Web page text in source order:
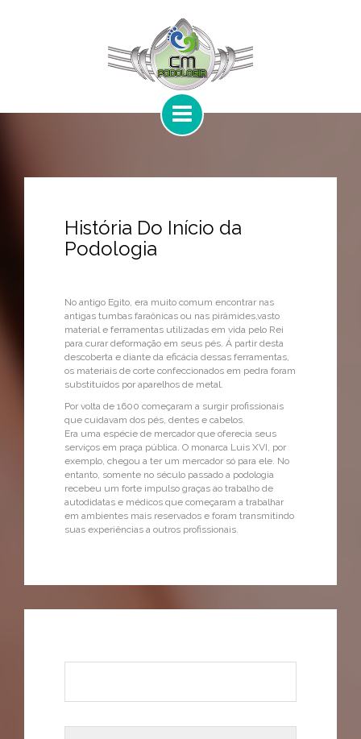
História Do Início da
Podologia
No antigo Egito, era muito comum encontrar nas
antigas tumbas faraônicas ou nas pirâmides,vasto
material e ferramentas utilizadas em vida pelo Rei
para curar deformação em seus pés. Á partir desta
descoberta e diante da eficácia dessas ferramentas,
os materiais de corte confeccionados em pedra foram
substituídos por aparelhos de metal.
Por volta de 1600 começaram a surgir profissionais
que cuidavam dos pés, dentes e cabelos.
Era uma espécie de mercador que oferecia seus
serviços em praça pública. O monarca Luis XVI, por
exemplo, chegou a ter um mercador só para ele. No
entanto, somente no século passado a podologia
recebeu um forte impulso graças ao trabalho de
autodidatas e médicos que começaram a trabalhar
em ambientes mais reservados e foram transmitindo
suas experiências a outros profissionais.